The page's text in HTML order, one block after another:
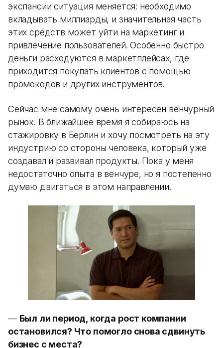
экспансии ситуация меняется: необходимо
вкладывать миллиарды, и значительная часть
этих средств может уйти на маркетинг и
привлечение пользователей. Особенно быстро
деньги расходуются в маркетплейсах, где
приходится покупать клиентов с помощью
промокодов и других инструментов.
Сейчас мне самому очень интересен венчурный
рынок. В ближайшее время я собираюсь на
стажировку в Берлин и хочу посмотреть на эту
индустрию со стороны человека, который уже
создавал и развивал продукты. Пока у меня
недостаточно опыта в венчуре, но я постепенно
думаю двигаться в этом направлении.
— Был ли период, когда рост компании
остановился? Что помогло снова сдвинуть
бизнес с места?